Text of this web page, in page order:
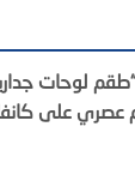
لوحات
عصري على